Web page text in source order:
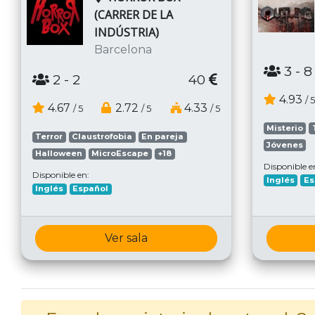
(CARRER DE LA
INDÚSTRIA)
Barcelona
2 - 2 40
4.67 / 5 2.72/ 5 4.33 / 5
Terror Claustrofobia
En pareja
Halloween
MicroEscape +18
Disponible en:
Inglés Español
Ver sala
3 - 8
4.93 / 5
Misterio
Jóvenes
Disponible
Inglés